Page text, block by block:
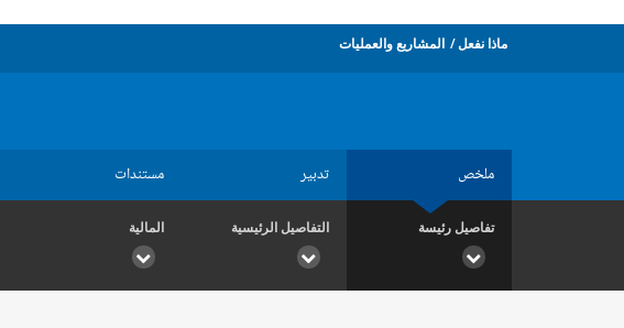
ماذا نفعل المشاريع والعمليات
ملخص تدبير مستندات
تفاصيل رئيسة التفاصيل الرئيسية المالية